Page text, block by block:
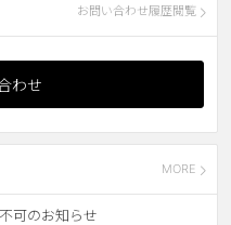
ク
わせ
お問い合わせ履歴閲覧
可のお知らせ
MORE